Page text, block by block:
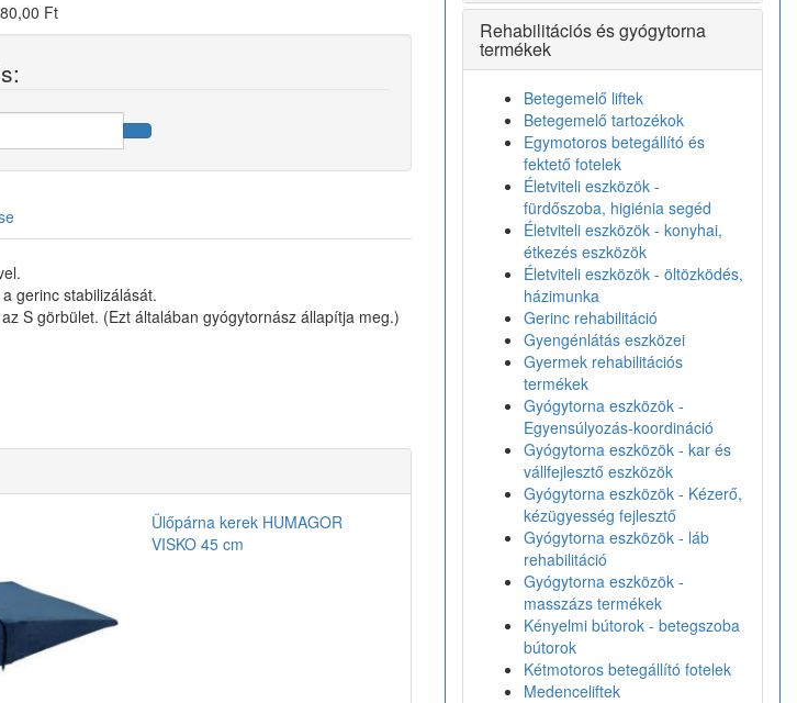
Ft
gerinc stabilizálását.
S görbület. (Ezt általában gyógytornász állapítja meg.)
Ülőpárna kerek HUMAGOR
VISKO 45 cm
Rehabilitációs és gyógytorna
termékek
Betegemelő liftek
Betegemelő tartozékok
Egymotoros betegállító és
fektető fotelek
Életviteli eszközök -
fürdőszoba, higiénia segéd
Életviteli eszközök - konyhai,
étkezés eszközök
Életviteli eszközök - öltözködés,
házimunka
Gerinc rehabilitáció
Gyengénlátás eszközei
Gyermek rehabilitációs
termékek
Gyógytorna eszközök -
Egyensúlyozás-koordináció
Gyógytorna eszközök - kar és
vállfejlesztő eszközök
Gyógytorna eszközök - Kézerő,
kézügyesség fejlesztő
Gyógytorna eszközök - láb
rehabilitáció
Gyógytorna eszközök -
masszázs termékek
Kényelmi bútorok - betegszoba
bútorok
Kétmotoros betegállító fotelek
Medenceliftek